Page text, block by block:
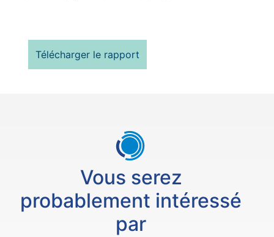
Télécharger le rapport
Vous serez
probablement intéressé
par